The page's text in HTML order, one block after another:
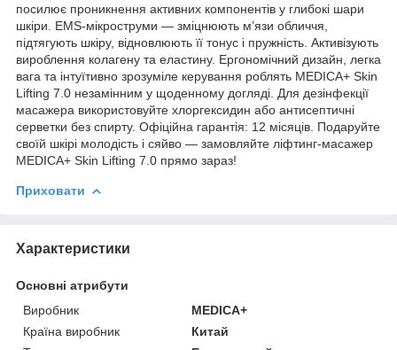
посилює проникнення активних компонентів у глибокі шари
шкіри. EMS-мікроструми — зміцнюють м’язи обличчя,
підтягують шкіру, відновлюють її тонус і пружність. Активізують
вироблення колагену та еластину. Ергономічний дизайн, легка
вага та інтуїтивно зрозуміле керування роблять MEDICA+ Skin
Lifting 7.0 незамінним у щоденному догляді. Для дезінфекції
масажера використовуйте хлоргексидин або антисептичні
серветки без спирту. Офіційна гарантія: 12 місяців. Подаруйте
своїй шкірі молодість і сяйво — замовляйте ліфтинг-масажер
MEDICA+ Skin Lifting 7.0 прямо зараз!
Приховати
Характеристики
Основні атрибути
Виробник
MEDICA+
Країна виробник
Китай